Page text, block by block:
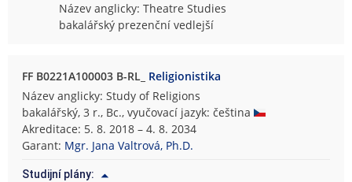
Název anglicky: Theatre Studies
bakalářský prezenční vedlejší
FF B0221A100003 B-RL_ Religionistika
Název anglicky: Study of Religions
bakalářský, 3 r., Bc., vyučovací jazyk: čeština
Akreditace: 5. 8. 2018 – 4. 8. 2034
Garant: Mgr. Jana Valtrová, Ph.D.
Studijní plány: